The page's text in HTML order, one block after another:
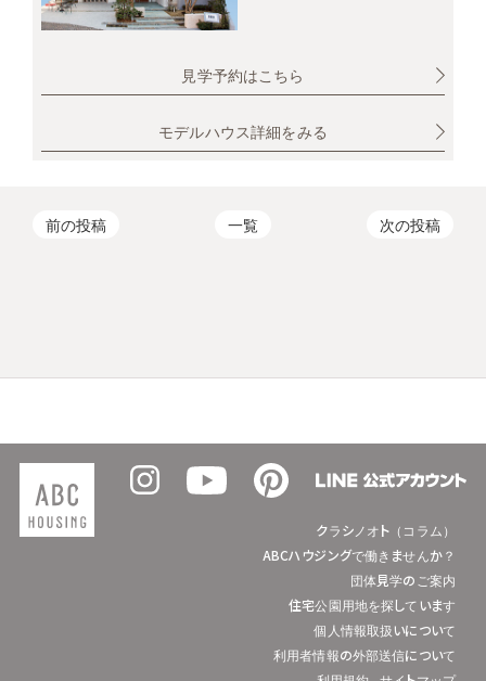
見学予約はこちら
モデルハウス詳細をみる
前の投稿 一覧 次の投稿
クラシノオト（コラム）
ABCハウジングで働きませんか？
団体見学のご案内
住宅公園用地を探しています
個人情報取扱いについて
利用者情報の外部送信について